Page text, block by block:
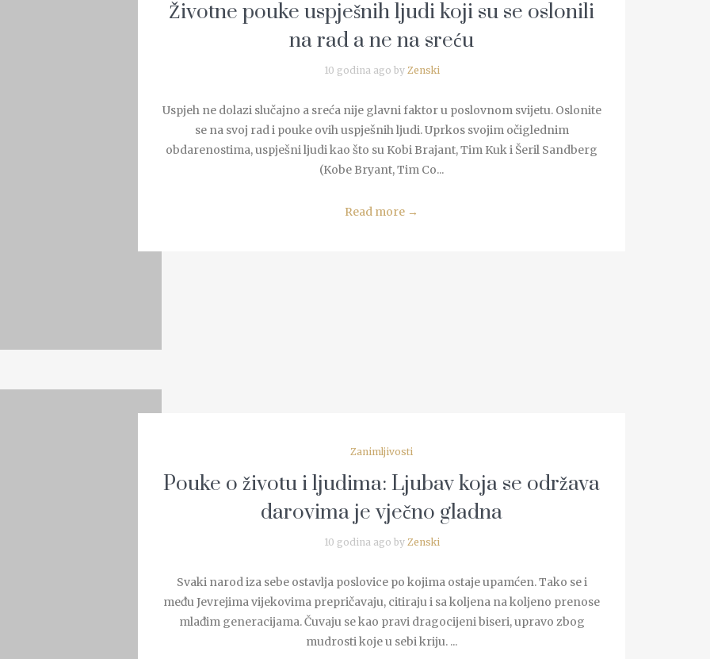
Životne pouke uspješnih ljudi koji su se oslonili
na rad a ne na sreću
10 godina ago by Zenski
Uspjeh ne dolazi slučajno a sreća nije glavni faktor u poslovnom svijetu. Oslonite
se na svoj rad i pouke ovih uspješnih ljudi. Uprkos svojim očiglednim
obdarenostima, uspješni ljudi kao što su Kobi Brajant, Tim Kuk i Šeril Sandberg
(Kobe Bryant, Tim Co...
Read more →
Zanimljivosti
Pouke o životu i ljudima: Ljubav koja se održava
darovima je vječno gladna
10 godina ago by Zenski
Svaki narod iza sebe ostavlja poslovice po kojima ostaje upamćen. Tako se i
među Jevrejima vijekovima prepričavaju, citiraju i sa koljena na koljeno prenose
mlađim generacijama. Čuvaju se kao pravi dragocijeni biseri, upravo zbog
mudrosti koje u sebi kriju. ...